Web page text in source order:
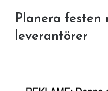
Planera festen
leverantörer